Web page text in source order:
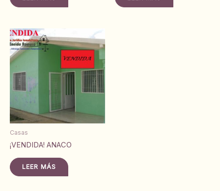
Casas
¡VENDIDA! ANACO
LEER MÁS